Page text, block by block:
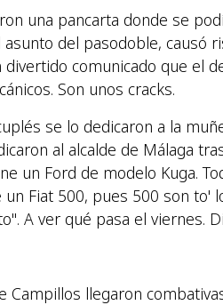
una pancarta donde se
del pasodoble, causó
divertido comunicado que el
Son unos cracks.
se lo dedicaron a la
al alcalde de Málaga
un Ford de modelo Kuga.
un Fiat 500, pues 500 son to'
A ver qué pasa el viernes.
Campillos llegaron